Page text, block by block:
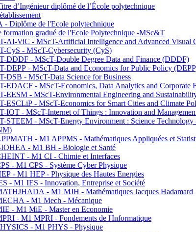
d’Ingénieur diplômé de l’École polytechnique
- Diplôme de l'Ecole polytechnique
formation gradué de l'Ecole Polytechnique -MSc&T
AI-ViC - MScT-Artificial Intelligence and Advanced Visual
CyS - MScT-Cybersecurity (CyS)
DDDF - MScT-Double Degree Data and Finance (DDDF)
DEPP - MScT-Data and Economics for Public Policy
DSB - MScT-Data Science for Business
EDACF - MScT-Economics, Data Analytics and Corporate
EESM - MScT-Environmental Engineering and
ESCLiP - MScT-Economics for Smart Cities and Climate
IOT - MScT-Internet of Things : Innovation and
STEEM - MScT-Energy Environment : Science Technology
- M1 APPMS - Mathématiques Appliquées et
- M1 BH - Biologie et Santé
- M1 CI - Chimie et Interfaces
- M1 CPS - Système Cyber Physique
- M1 HEP - Physique des Hautes Energies
- M1 IES - Innovation, Entreprise et Société
- M1 MJH - Mathématiques Jacques Hadamard
- M1 Mech - Mécanique
- M1 MiE - Master en Economie
- M1 MPRI - Fondements de l'Informatique
- M1 PHYS - Physique